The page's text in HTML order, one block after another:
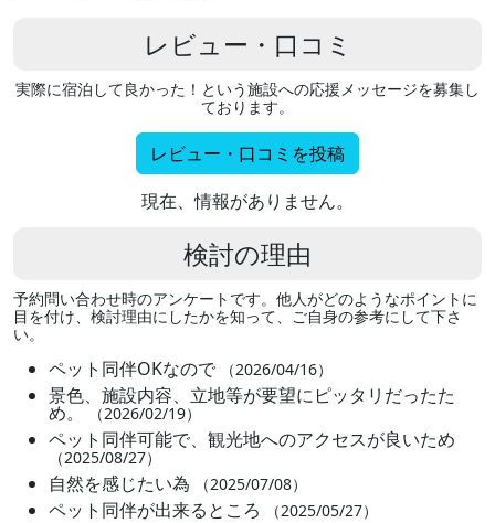
レビュー・口コミ
実際に宿泊して良かった！という施設への応援メッセージを募集し
ております。
レビュー・口コミを投稿
現在、情報がありません。
検討の理由
予約問い合わせ時のアンケートです。他人がどのようなポイントに
目を付け、検討理由にしたかを知って、ご自身の参考にして下さ
い。
ペット同伴OKなので （2026/04/16）
景色、施設内容、立地等が要望にピッタリだったた
め。 （2026/02/19）
ペット同伴可能で、観光地へのアクセスが良いため
（2025/08/27）
自然を感じたい為 （2025/07/08）
ペット同伴が出来るところ （2025/05/27）